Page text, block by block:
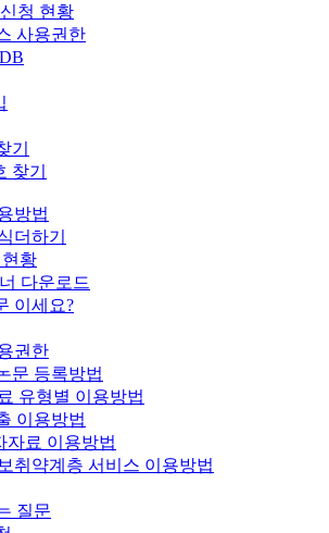
청 현황
사용권한
기
찾기
방법
더하기
황
다운로드
이세요?
권한
문 등록방법
유형별 이용방법
이용방법
자료 이용방법
취약계층 서비스 이용방법
질문